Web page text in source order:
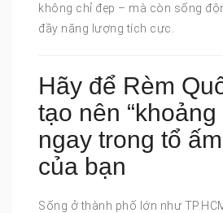
không chỉ đẹp – mà còn sống
đầy năng lượng tích cực.
Hãy để Rèm
tạo nên “khoảng
ngay trong tổ
của bạn
Sống ở thành phố lớn như